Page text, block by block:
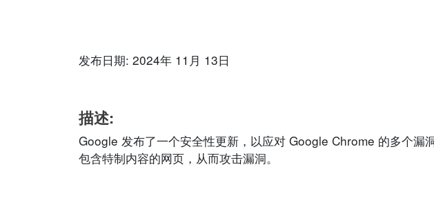
发布日期: 2024年 11月 13日
描述:
Google 发布了一个安全性更新，以应对 Google Chrome 的多个漏
包含特制内容的网页，从而攻击漏洞。